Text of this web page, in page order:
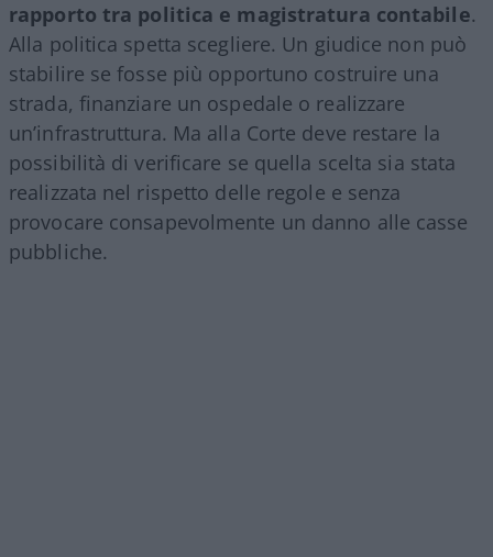
rapporto tra politica e magistratura contabile.
Alla politica spetta scegliere. Un giudice non può
stabilire se fosse più opportuno costruire una
strada, finanziare un ospedale o realizzare
un’infrastruttura. Ma alla Corte deve restare la
possibilità di verificare se quella scelta sia stata
realizzata nel rispetto delle regole e senza
provocare consapevolmente un danno alle casse
pubbliche.